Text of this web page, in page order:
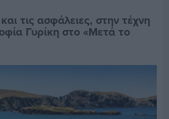
τις ασφάλειες, στην τέχνη
Γυρίκη στο «Μετά το